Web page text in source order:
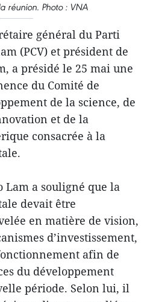
réunion. Photo : VNA
général du Parti
(PCV) et président de
a présidé le 25 mai une
du Comité de
de la science, de
et de la
consacrée à la
Lam a souligné que la
devait être
en matière de vision,
d’investissement,
afin de
du développement
période. Selon lui, il